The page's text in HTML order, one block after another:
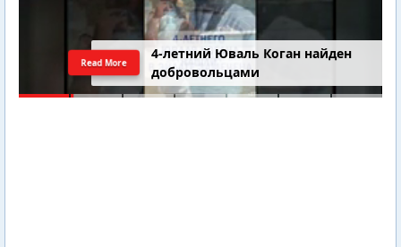
4-летний Юваль Коган найден
добровольцами
Read More